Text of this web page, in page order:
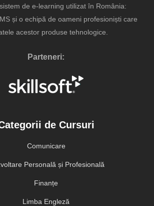
de e-learning utilizat în România:
și o echipă de oameni profesioniști care
acestor produse tehnologice.
Parteneri:
de Cursuri
Comunicare
Personală și Profesională
Finanțe
Limba Engleză